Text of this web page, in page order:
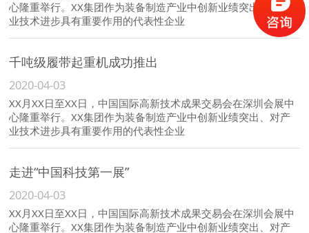
心隆重举行。XX集团作为装备制造产业中创新业绩突出、对产
业技术进步具有重要作用的代表性企业
千吨级履带起重机成功推出
2020-04-03
XX月XX日至XX日，中国国际高新技术成果交易会在深圳会展中
心隆重举行。XX集团作为装备制造产业中创新业绩突出、对产
业技术进步具有重要作用的代表性企业
走进“中国科技第一展”
2020-04-03
XX月XX日至XX日，中国国际高新技术成果交易会在深圳会展中
心隆重举行。XX集团作为装备制造产业中创新业绩突出、对产